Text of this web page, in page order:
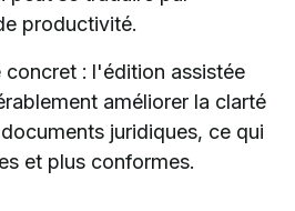
productivité.
concret : l'édition assistée
améliorer la clarté
juridiques, ce qui
et plus conformes.